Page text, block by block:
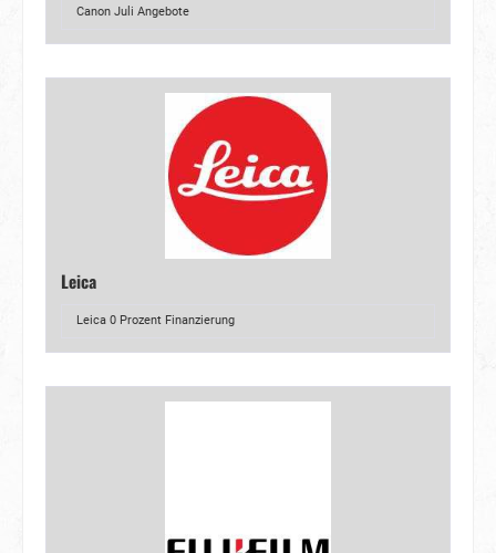
Canon Juli Angebote
Leica
Leica 0 Prozent Finanzierung